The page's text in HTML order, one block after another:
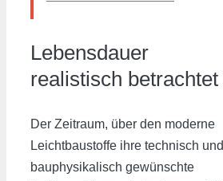
Lebensdauer
realistisch betrachtet
Der Zeitraum, über den moderne
Leichtbaustoffe ihre technisch und
bauphysikalisch gewünschte